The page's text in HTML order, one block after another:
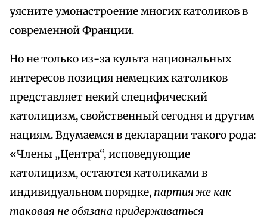
уясните умонастроение многих католиков в
современной Франции.
Но не только из-за культа национальных
интересов позиция немецких католиков
представляет некий специфический
католицизм, свойственный сегодня и другим
нациям. Вдумаемся в декларации такого рода:
«Члены „Центра“, исповедующие
католицизм, остаются католиками в
индивидуальном порядке, партия же как
таковая не обязана придерживаться